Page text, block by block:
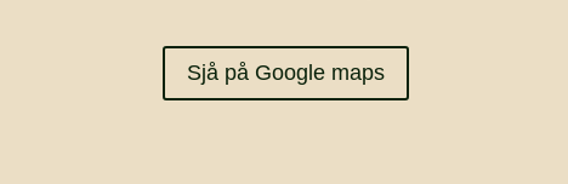
Sjå på Google maps